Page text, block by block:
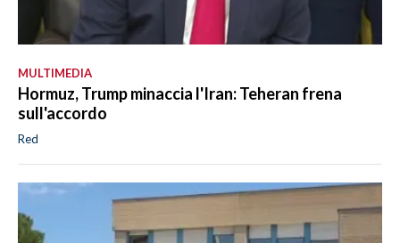
MULTIMEDIA
Hormuz, Trump minaccia l'Iran: Teheran frena
sull'accordo
Red